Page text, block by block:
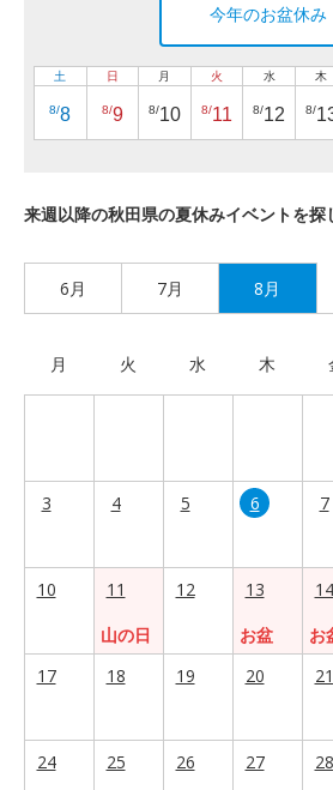
今年のお盆休み
土
8/8
日
8/9
月
8/10
火
8/11
水
8/12
木
8/
来週以降の秋田県の夏休みイベントを探
6月 7月 8月
月 火 水 木
3 4 5 6 7
10
11
山の日
12
13
お盆
14
お
17
18 19 20 21
24 25 26 27 28